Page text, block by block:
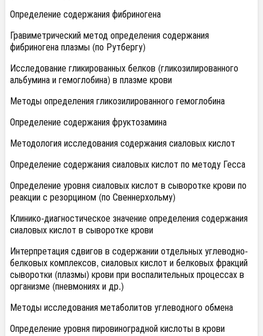
Определение содержания фибриногена
Гравиметрический метод определения содержания
фибриногена плазмы (по Рутбергу)
Исследование гликированных белков (гликозилированного
альбумина и гемоглобина) в плазме крови
Методы определения гликозилированного гемоглобина
Определение содержания фруктозамина
Методология исследования содержания сиаловых кислот
Определение содержания сиаловых кислот по методу Гесса
Определение уровня сиаловых кислот в сыворотке крови по
реакции с резорцином (по Свеннерхольму)
Клинико-диагностическое значение определения содержания
сиаловых кислот в сыворотке крови
Интерпретация сдвигов в содержании отдельных углеводно-
белковых комплексов, сиаловых кислот и белковых фракций
сыворотки (плазмы) крови при воспалительных процессах в
организме (пневмониях и др.)
Методы исследования метаболитов углеводного обмена
Определение уровня пировиноградной кислоты в крови